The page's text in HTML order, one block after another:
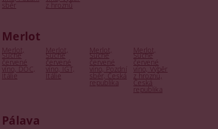
sběr z hroznů
Merlot
Merlot,
Suché
červené
víno, DOC,
Itálie
Merlot,
Suché
červené
víno, IGT,
Itálie
Merlot,
Suché
červené
víno, Pozdní
sběr, Česká
republika
Merlot,
Suché
červené
víno, Výběr
z hroznů,
Česká
republika
Pálava